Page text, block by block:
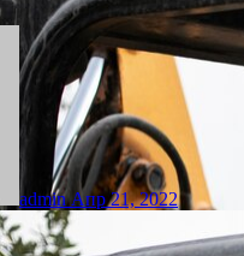
adminАпр 21, 2022